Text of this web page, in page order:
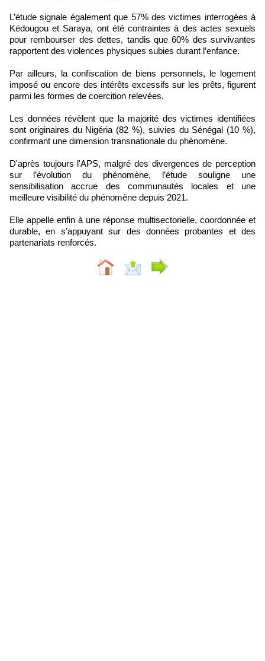
L’étude signale également que 57% des victimes interrogées à
Kédougou et Saraya, ont été contraintes à des actes sexuels
pour rembourser des dettes, tandis que 60% des survivantes
rapportent des violences physiques subies durant l’enfance.
Par ailleurs, la confiscation de biens personnels, le logement
imposé ou encore des intérêts excessifs sur les prêts, figurent
parmi les formes de coercition relevées.
Les données révèlent que la majorité des victimes identifiées
sont originaires du Nigéria (82 %), suivies du Sénégal (10 %),
confirmant une dimension transnationale du phénomène.
D'après toujours l'APS, malgré des divergences de perception
sur l’évolution du phénomène, l’étude souligne une
sensibilisation accrue des communautés locales et une
meilleure visibilité du phénomène depuis 2021.
Elle appelle enfin à une réponse multisectorielle, coordonnée et
durable, en s’appuyant sur des données probantes et des
partenariats renforcés.